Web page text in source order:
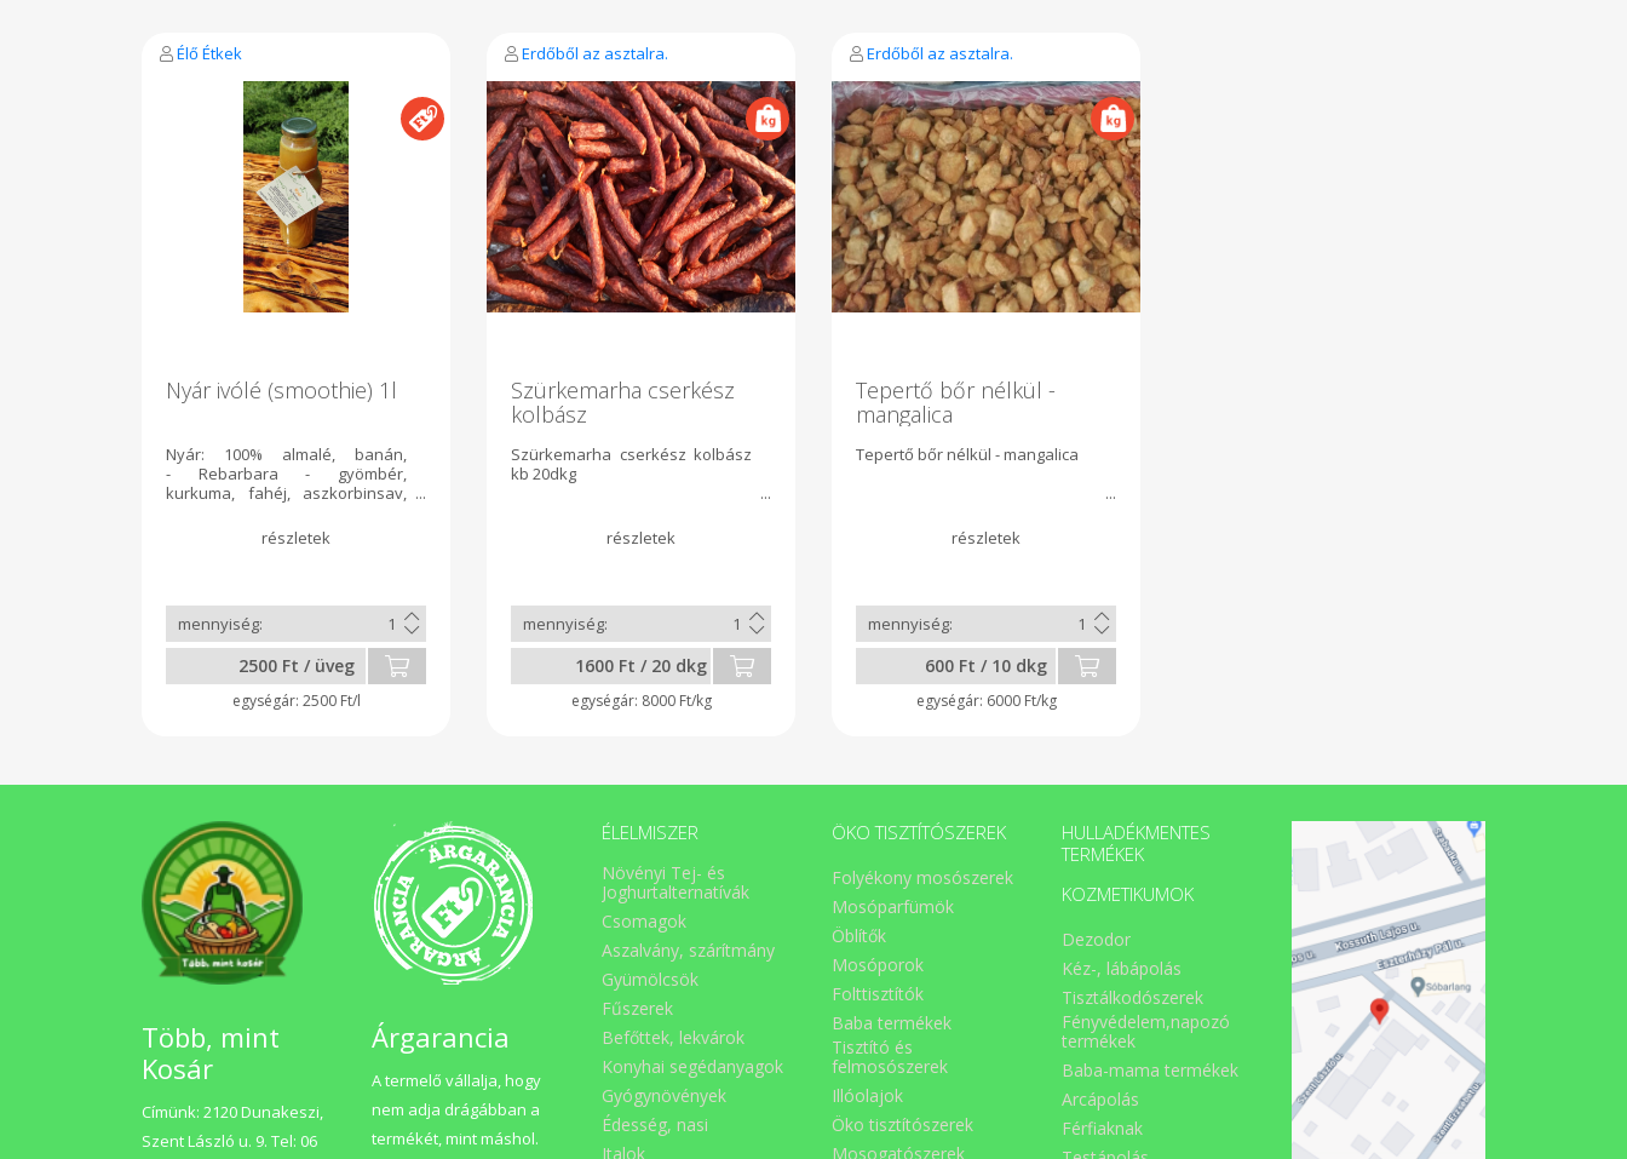
Élő Étkek
Nyár ivólé (smoothie) 1l
Nyár: 100% almalé, banán,
- Rebarbara - gyömbér,
kurkuma, fahéj, aszkorbinsav,
tökmagolaj, parajdi só.
2500 Ft / üveg
2500 Ft/l
Erdőből az asztalra.
Szürkemarha cserkész
kolbász
Szürkemarha cserkész kolbász
kb 20dkg
1600 Ft / 20 dkg
8000 Ft/kg
Erdőből az asztalra.
Tepertő bőr nélkül -
mangalica
Tepertő bőr nélkül - mangalica
600 Ft / 10 dkg
6000 Ft/kg
Több, mint
Kosár
Címünk: 2120 Dunakeszi,
Szent László u. 9. Tel: 06
Árgarancia
A termelő vállalja, hogy
nem adja drágábban a
termékét, mint máshol.
ÉLELMISZER
Növényi Tej- és
Joghurtalternatívák
Csomagok
Aszalvány, szárítmány
Gyümölcsök
Fűszerek
Befőttek, lekvárok
Konyhai segédanyagok
Gyógynövények
Édesség, nasi
Italok
ÖKO TISZTÍTÓSZEREK
Folyékony mosószerek
Mosóparfümök
Öblítők
Mosóporok
Folttisztítók
Baba termékek
Tisztító és
felmosószerek
Illóolajok
Öko tisztítószerek
Mosogatószerek
HULLADÉKMENTES
TERMÉKEK
KOZMETIKUMOK
Dezodor
Kéz-, lábápolás
Tisztálkodószerek
Fényvédelem,napozó
termékek
Baba-mama termékek
Arcápolás
Férfiaknak